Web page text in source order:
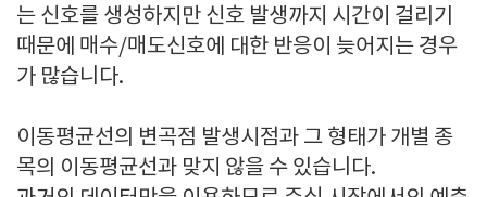
는 신호를 생성하지만 신호 발생까지 시간이 걸리기
때문에 매수/매도신호에 대한 반응이 늦어지는 경우
가 많습니다.
이동평균선의 변곡점 발생시점과 그 형태가 개별 종
목의 이동평균선과 맞지 않을 수 있습니다.